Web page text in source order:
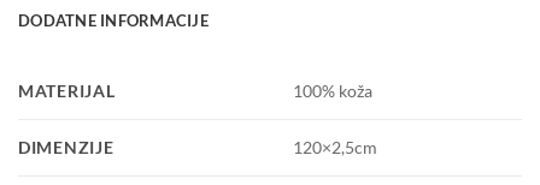
DODATNE INFORMACIJE
MATERIJAL 100% koža
DIMENZIJE 120×2,5cm